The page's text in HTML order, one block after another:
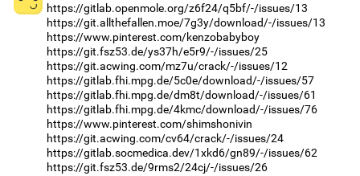
https://gitlab.openmole.org/z6f24/q5bf/-/issues/13
https://git.allthefallen.moe/7g3y/download/-/issues/13
https://www.pinterest.com/kenzobabyboy
https://git.fsz53.de/ys37h/e5r9/-/issues/25
https://git.acwing.com/mz7u/crack/-/issues/12
https://gitlab.fhi.mpg.de/5c0e/download/-/issues/57
https://gitlab.fhi.mpg.de/dm8t/download/-/issues/61
https://gitlab.fhi.mpg.de/4kmc/download/-/issues/76
https://www.pinterest.com/shimshonivin
https://git.acwing.com/cv64/crack/-/issues/24
https://gitlab.socmedica.dev/1xkd6/gn89/-/issues/62
https://git.fsz53.de/9rms2/24cj/-/issues/26